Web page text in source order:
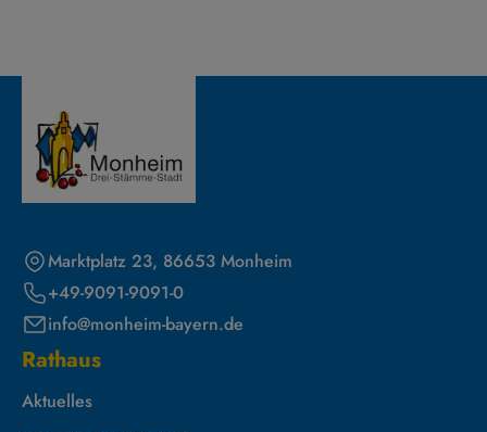
Marktplatz 23, 86653 Monheim
+49-9091-9091-0
info@monheim-bayern.de
Rathaus
Aktuelles